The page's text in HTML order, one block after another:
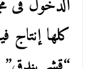
الدخول فى
كلها إنتاج